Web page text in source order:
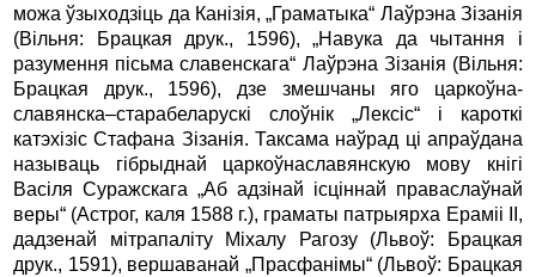
можа ўзыходзіць да Канізія, „Граматыка“ Лаўрэна Зізанія
(Вільня: Брацкая друк., 1596), „Навука да чытання і
разумення пісьма славенскага“ Лаўрэна Зізанія (Вільня:
Брацкая друк., 1596), дзе змешчаны яго царкоўна­
славянска–старабеларускі слоўнік „Лексіс“ і кароткі
катэхізіс Стафана Зізанія. Таксама наўрад ці апраўдана
называць гіб­рыднай царкоўна­славянскую мову кнігі
Васіля Суражскага „Аб адзінай ісціннай праваслаўнай
веры“ (Астрог, каля 1588 г.), граматы патрыярха Ераміі II,
дадзенай мітрапаліту Міхалу Рагозу (Львоў: Брацкая
друк., 1591), вершаванай „Прасфанімы“ (Львоў: Брацкая